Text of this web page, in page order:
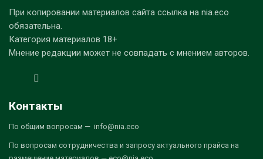
При копировании материалов сайта ссылка на nia.eco
обязательна.
Категория материалов 18+
Мнение редакции может не совпадать с мнением авторов.
Контакты
По общим вопросам — info@nia.eco
По вопросам сотрудничества и запросу актуального прайса на